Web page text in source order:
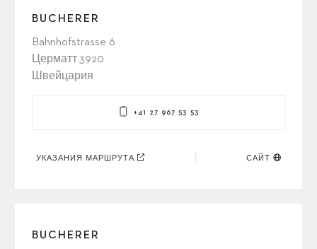
BUCHERER
Bahnhofstrasse 6
Церматт 3920
Швейцария
+41 27 967 53 53
УКАЗАНИЯ МАРШРУТА САЙТ
BUCHERER